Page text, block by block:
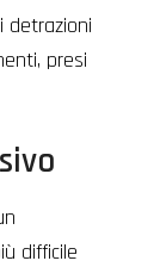
detrazioni
presi
difficile